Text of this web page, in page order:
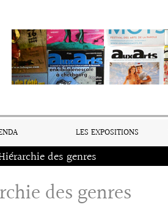
LES EXPOSITIONS
des genres
des genres